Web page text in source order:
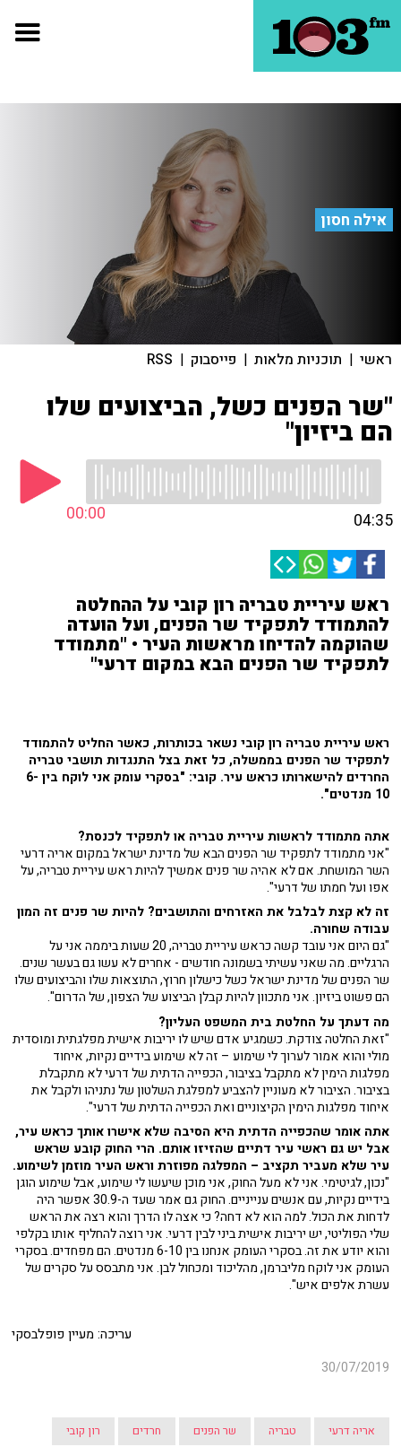
אילה חסון
ראשי | תוכניות מלאות | פייסבוק |
RSS
"שר הפנים כשל, הביצועים שלו
הם ביזיון"
00:00 04:35
ראש עיריית טבריה רון קובי על ההחלטה
להתמודד לתפקיד שר הפנים, ועל הועדה
שהוקמה להדיחו מראשות העיר • "מתמודד
לתפקיד שר הפנים הבא במקום דרעי"
ראש עיריית טבריה רון קובי נשאר בכותרות, כאשר החליט להתמודד
לתפקיד שר הפנים בממשלה, כל זאת בצל התנגדות תושבי טבריה
החרדים להישארותו כראש עיר. קובי: "בסקרי עומק אני לוקח בין 6-
10 מנדטים".
אתה מתמודד לראשות עיריית טבריה או לתפקיד לכנסת?
"אני מתמודד לתפקיד שר הפנים הבא של מדינת ישראל במקום אריה דרעי
השר המושחת. אם לא אהיה שר פנים אמשיך להיות ראש עיריית טבריה, על
אפו ועל חמתו של דרעי".
זה לא קצת לבלבל את האזרחים והתושבים? להיות שר פנים זה המון
עבודה שחורה.
"גם היום אני עובד קשה כראש עיריית טבריה, 20 שעות ביממה אני על
הרגליים. מה שאני עשיתי בשמונה חודשים - אחרים לא עשו גם בעשר שנים.
שר הפנים של מדינת ישראל כשל כישלון חרוץ, התוצאות שלו והביצועים שלו
הם פשוט ביזיון. אני מתכוון להיות קבלן הביצוע של הצפון, של הדרום".
מה דעתך על החלטת בית המשפט העליון?
"זאת החלטה צודקת. כשמגיע אדם שיש לו יריבות אישית מפלגתית ומוסדית
מולי והוא אמור לערוך לי שימוע – זה לא שימוע בידיים נקיות, איחוד
מפלגות הימין לא מתקבל בציבור, הכפייה הדתית של דרעי לא מתקבלת
בציבור. הציבור לא מעוניין להצביע למפלגת השלטון של נתניהו ולקבל את
איחוד מפלגות הימין הקיצוניים ואת הכפייה הדתית של דרעי".
אתה אומר שהכפייה הדתית היא הסיבה שלא אישרו אותך כראש עיר,
אבל יש גם ראשי עיר דתיים שהזיזו אותם. הרי החוק קובע שראש
עיר שלא מעביר תקציב – המפלגה מפוזרת וראש העיר מוזמן לשימוע.
"נכון, לגיטימי. אני לא מעל החוק, אני מוכן שיעשו לי שימוע, אבל שימוע הוגן
בידיים נקיות, עם אנשים ענייניים. החוק גם אמר שעד ה-30.9 אפשר היה
לדחות את הכול. למה הוא לא דחה? כי אצה לו הדרך והוא רצה את הראש
שלי הפוליטי, יש יריבות אישית ביני לבין דרעי. אני רוצה להחליף אותו בקלפי
והוא יודע את זה. בסקרי העומק אנחנו בין 6-10 מנדטים. הם מפחדים. בסקרי
העומק אני לוקח מליברמן, מהליכוד ומכחול לבן. אני מתבסס על סקרים של
עשרת אלפים איש".
עריכה: מעיין פופלבסקי
30/07/2019
אריה דרעי טבריה שר הפנים חרדים רון קובי